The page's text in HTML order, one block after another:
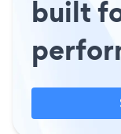
built